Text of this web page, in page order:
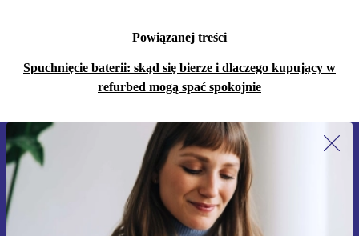
Powiązanej treści
Spuchnięcie baterii: skąd się bierze i dlaczego kupujący w
refurbed mogą spać spokojnie
Zapisz się na nasz newsletter!
Nie przegap żadnej oferty.